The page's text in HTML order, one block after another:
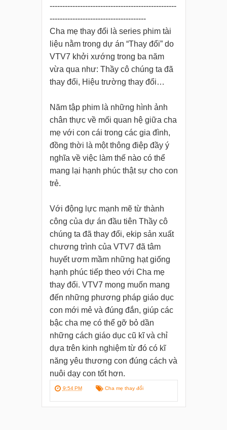
--------------------------------------------------
--------------------------------------
Cha mẹ thay đổi là series phim tài
liệu nằm trong dự án “Thay đổi” do
VTV7 khởi xướng trong ba năm
vừa qua như: Thầy cô chúng ta đã
thay đổi, Hiệu trường thay đổi…
Năm tập phim là những hình ảnh
chân thực về mối quan hệ giữa cha
mẹ với con cái trong các gia đình,
đồng thời là một thông điệp đầy ý
nghĩa về việc làm thế nào có thể
mang lại hạnh phúc thật sự cho con
trẻ.
Với động lực mạnh mẽ từ thành
công của dự án đầu tiên Thầy cô
chúng ta đã thay đổi, ekip sản xuất
chương trình của VTV7 đã tâm
huyết ươm mầm những hạt giống
hạnh phúc tiếp theo với Cha mẹ
thay đổi. VTV7 mong muốn mang
đến những phương pháp giáo dục
con mới mẻ và đúng đắn, giúp các
bậc cha mẹ có thể gỡ bỏ dần
những cách giáo dục cũ kĩ và chỉ
dựa trên kinh nghiệm từ đó có kĩ
năng yêu thương con đúng cách và
nuôi dạy con tốt hơn.
9:54 PM Cha mẹ thay đổi